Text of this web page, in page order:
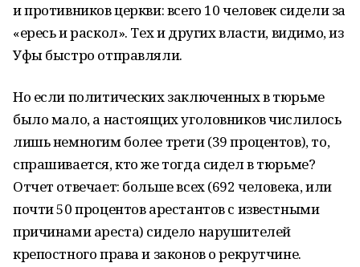
и противников церкви: всего 10 человек сидели за
«ересь и раскол». Тех и других власти, видимо, из
Уфы быстро отправляли.
Но если политических заключенных в тюрьме
было мало, а настоящих уголовников числилось
лишь немногим более трети (39 процентов), то,
спрашивается, кто же тогда сидел в тюрьме?
Отчет отвечает: больше всех (692 человека, или
почти 50 процентов арестантов с известными
причинами ареста) сидело нарушителей
крепостного права и законов о рекрутчине.